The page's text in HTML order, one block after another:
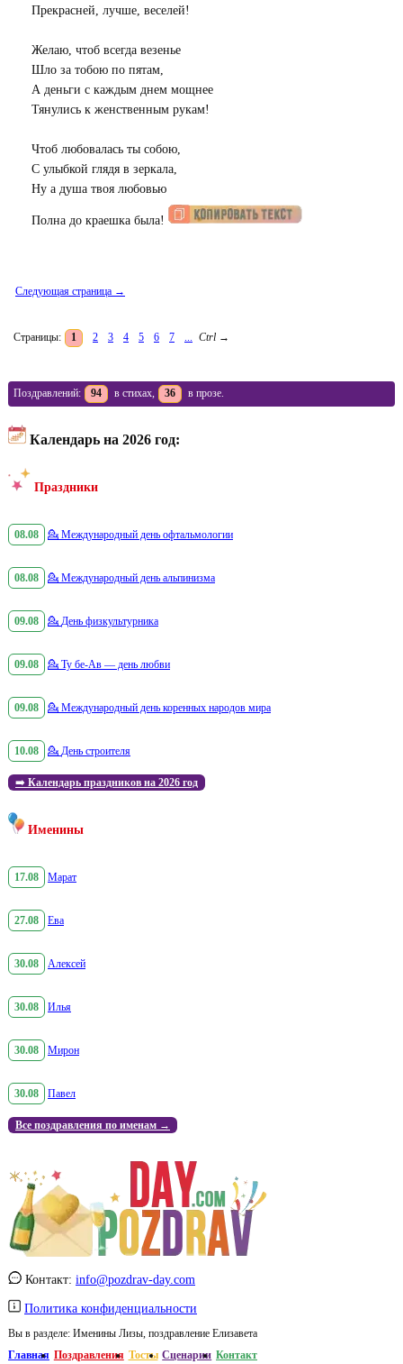
Прекрасней, лучше, веселей!
Желаю, чтоб всегда везенье
Шло за тобою по пятам,
А деньги с каждым днем мощнее
Тянулись к женственным рукам!
Чтоб любовалась ты собою,
С улыбкой глядя в зеркала,
Ну а душа твоя любовью
Полна до краешка была!
Следующая страница →
Страницы: 1 2 3 4 5 6 7 Ctrl →
Поздравлений: 94 в стихах, 36 в прозе.
Календарь на 2026 год:
Праздники
08.08 💁 Международный день офтальмологии
08.08 💁 Международный день альпинизма
09.08 💁 День физкультурника
09.08 💁 Ту бе-Ав — день любви
09.08 💁 Международный день коренных народов мира
10.08 💁 День строителя
➡️ Календарь праздников на 2026 год
Именины
17.08 Марат
27.08 Ева
30.08 Алексей
30.08 Илья
30.08 Мирон
30.08 Павел
Все поздравления по именам →
Контакт: info@pozdrav-day.com
Политика конфиденциальности
Вы в разделе: Именины Лизы, поздравление Елизавета
Главная Поздравления Тосты Сценарии Контакт